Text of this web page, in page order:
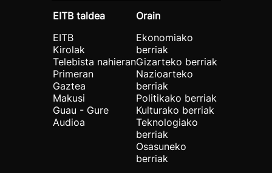
EITB taldea
EITB
Kirolak
Telebista nahieran
Primeran
Gaztea
Makusi
Guau - Gure
Audioa
Orain
Ekonomiako
berriak
Gizarteko berriak
Nazioarteko
berriak
Politikako berriak
Kulturako berriak
Teknologiako
berriak
Osasuneko
berriak